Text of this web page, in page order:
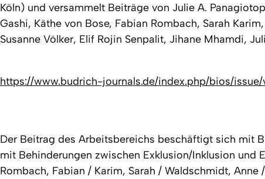
Köln) und versammelt Beiträge von Julie A.
Gashi, Käthe von Bose, Fabian Rombach, Sarah
Susanne Völker, Elif Rojin Senpalit, Jihane Mhamdi,
https://www.budrich-journals.de/index.php/bios/
Der Beitrag des Arbeitsbereichs beschäftigt sich mit
mit Behinderungen zwischen Exklusion/Inklusion und
Rombach, Fabian / Karim, Sarah / Waldschmidt,